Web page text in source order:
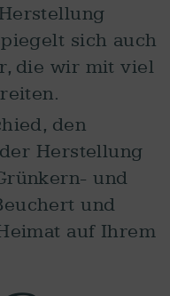
sich auch
die wir mit viel
den
Herstellung
und
und
auf Ihrem